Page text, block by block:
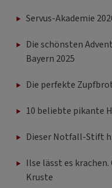
Servus-Akademie
Die schönsten
Bayern 2025
Die perfekte
10 beliebte pikante
Dieser Notfall-Stift
Ilse lässt es
Kruste